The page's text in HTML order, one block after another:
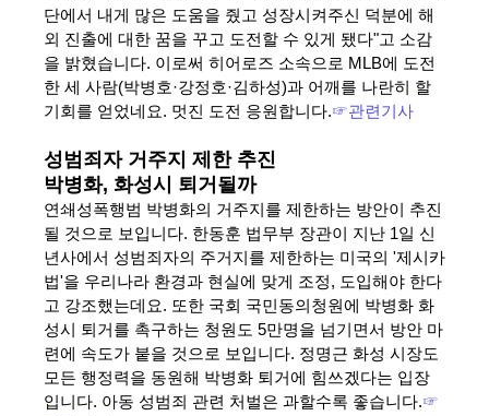
단에서 내게 많은 도움을 줬고 성장시켜주신 덕분에 해
외 진출에 대한 꿈을 꾸고 도전할 수 있게 됐다"고 소감
을 밝혔습니다. 이로써 히어로즈 소속으로 MLB에 도전
한 세 사람(박병호·강정호·김하성)과 어깨를 나란히 할
기회를 얻었네요. 멋진 도전 응원합니다.☞관련기사
성범죄자 거주지 제한 추진
박병화, 화성시 퇴거될까
연쇄성폭행범 박병화의 거주지를 제한하는 방안이 추진
될 것으로 보입니다. 한동훈 법무부 장관이 지난 1일 신
년사에서 성범죄자의 주거지를 제한하는 미국의 '제시카
법'을 우리나라 환경과 현실에 맞게 조정, 도입해야 한다
고 강조했는데요. 또한 국회 국민동의청원에 박병화 화
성시 퇴거를 촉구하는 청원도 5만명을 넘기면서 방안 마
련에 속도가 붙을 것으로 보입니다. 정명근 화성 시장도
모든 행정력을 동원해 박병화 퇴거에 힘쓰겠다는 입장
입니다. 아동 성범죄 관련 처벌은 과할수록 좋습니다.☞